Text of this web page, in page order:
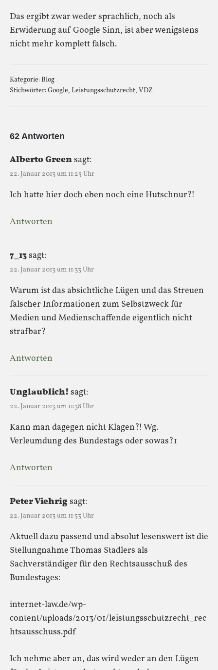
Das ergibt zwar weder sprachlich, noch als
Erwiderung auf Google Sinn, ist aber wenigstens
nicht mehr komplett falsch.
Kategorie:Blog
Stichwörter:Google, Leistungsschutzrecht, VDZ
62 Antworten
Alberto Greensagt:
22. Januar 2013 um 11:25 Uhr
Ich hatte hier doch eben noch eine Hutschnur?!
Antworten
7_13sagt:
22. Januar 2013 um 11:33 Uhr
Warum ist das absichtliche Lügen und das Streuen
falscher Informationen zum Selbstzweck für
Medien und Medienschaffende eigentlich nicht
strafbar?
Antworten
Unglaublich! sagt:
22. Januar 2013 um 11:38 Uhr
Kann man dagegen nicht Klagen?! Wg.
Verleumdung des Bundestags oder sowas?1
Antworten
Peter Viehrigsagt:
22. Januar 2013 um 11:53 Uhr
Aktuell dazu passend und absolut lesenswert ist die
Stellungnahme Thomas Stadlers als
Sachverständiger für den Rechtsausschuß des
Bundestages:
internet-law.de/wp-
content/uploads/2013/01/leistungsschutzrecht_rec
htsausschuss.pdf
Ich nehme aber an, das wird weder an den Lügen